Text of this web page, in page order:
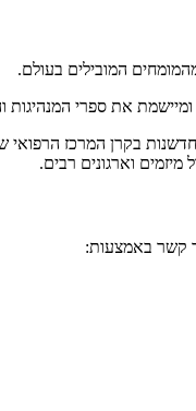
המובילים בעולם.
ומיישמת את ספרי
בקרן המרכז
וארגונים רבים.
קשר באמצעות: